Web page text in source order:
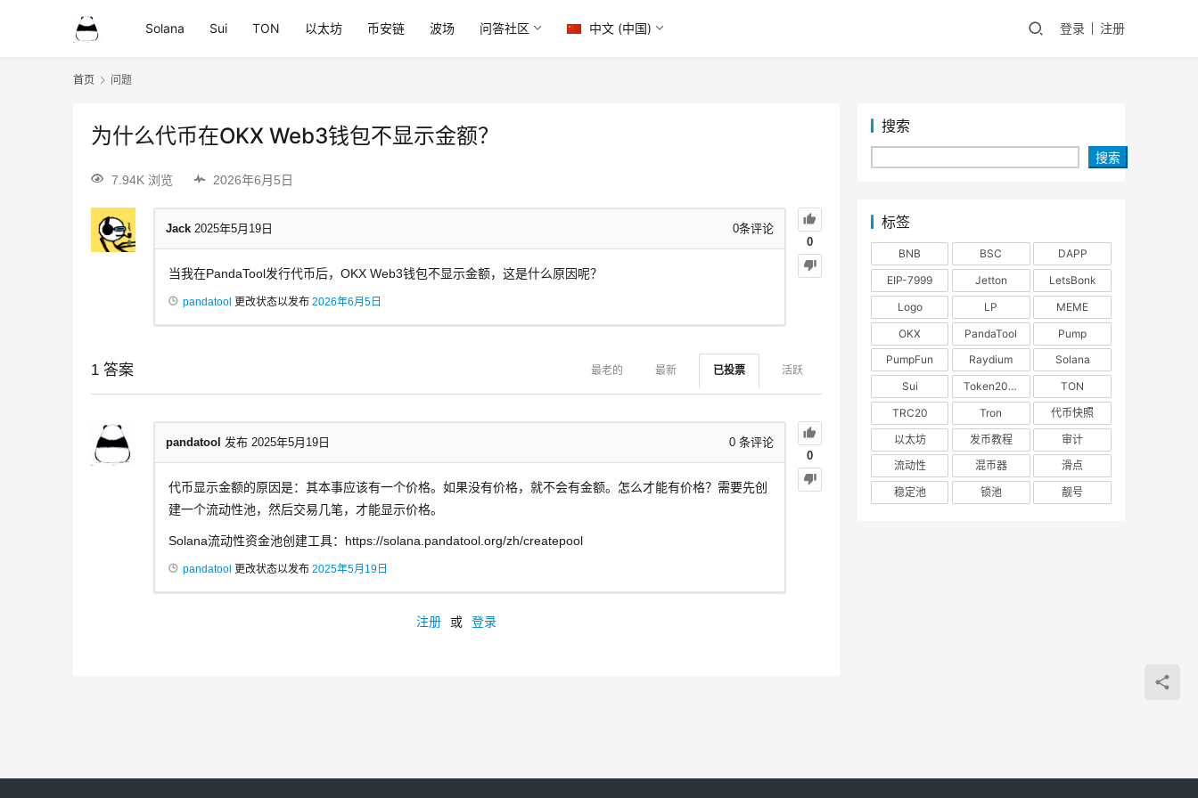
Solana Sui TON 以太坊 币安链 波场 问答社区 中文 (中国) 登录 注册
首页 问题
为什么代币在OKX Web3钱包不显示金额？
7.94K 浏览 2026年6月5日
0
Jack 2025年5月19日 0条评论
当我在PandaTool发行代币后，OKX Web3钱包不显示金额，这是什么原因呢？
pandatool 更改状态以发布 2026年6月5日
1 答案 活跃
已投票
最新
最老的
0
pandatool 发布 2025年5月19日 0 条评论
代币显示金额的原因是：其本事应该有一个价格。如果没有价格，就不会有金额。怎么才能有价格？需要先创
建一个流动性池，然后交易几笔，才能显示价格。
Solana流动性资金池创建工具：https://solana.pandatool.org/zh/createpool
pandatool 更改状态以发布 2025年5月19日
注册 或 登录
搜索
搜索
标签
BNB BSC
DAPP
EIP-7999
Jetton
LetsBonk
Logo
LP
MEME
OKX
PandaTool
Pump
PumpFun
Raydium
Solana
Sui
Token2022
TON
TRC20
Tron
代币快照
以太坊
发币教程
审计
流动性
混币器
滑点
稳定池
锁池 靓号